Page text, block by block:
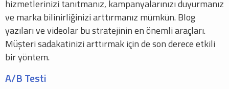
hizmetlerinizi tanıtmanız, kampanyalarınızı duyurmanız
ve marka bilinirliğinizi arttırmanız mümkün. Blog
yazıları ve videolar bu stratejinin en önemli araçları.
Müşteri sadakatinizi arttırmak için de son derece etkili
bir yöntem.
A/B Testi